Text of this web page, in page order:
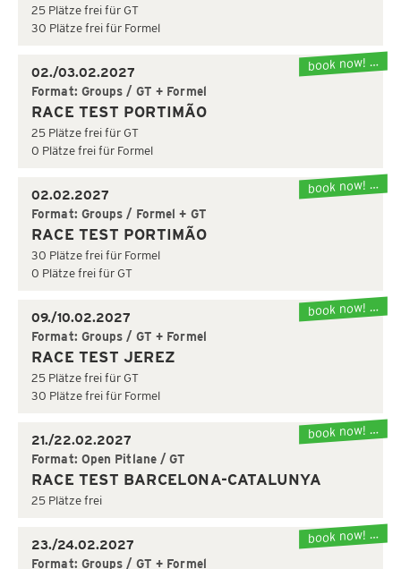
25 Plätze frei für GT
30 Plätze frei für Formel
book now! …
02./03.02.2027
Format: Groups / GT + Formel
RACE TEST PORTIMÃO
25 Plätze frei für GT
0 Plätze frei für Formel
book now! …
02.02.2027
Format: Groups / Formel + GT
RACE TEST PORTIMÃO
30 Plätze frei für Formel
0 Plätze frei für GT
book now! …
09./10.02.2027
Format: Groups / GT + Formel
RACE TEST JEREZ
25 Plätze frei für GT
30 Plätze frei für Formel
book now! …
21./22.02.2027
Format: Open Pitlane / GT
RACE TEST BARCELONA-CATALUNYA
25 Plätze frei
book now! …
23./24.02.2027
Format: Groups / GT + Formel